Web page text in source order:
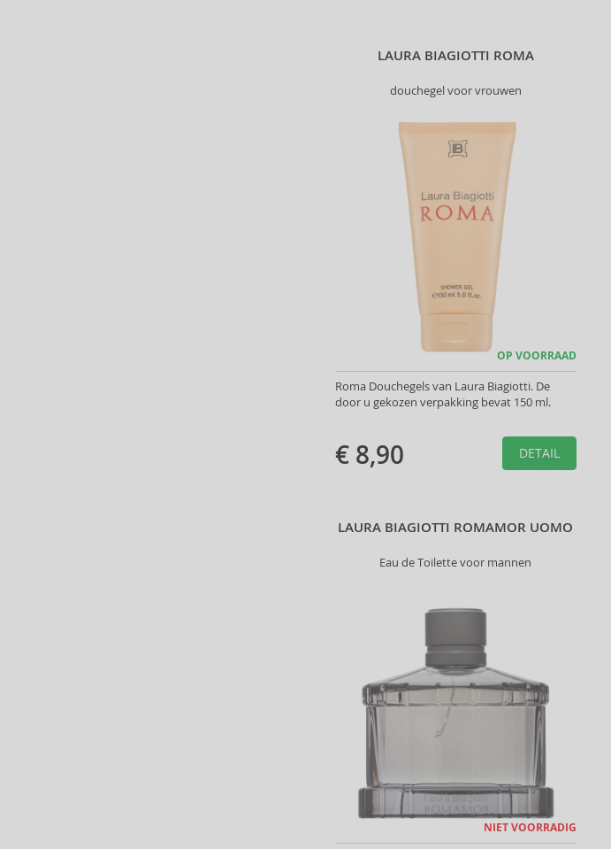
LAURA BIAGIOTTI ROMA
douchegel voor vrouwen
OP VOORRAAD
Roma Douchegels van Laura Biagiotti. De
door u gekozen verpakking bevat 150 ml.
€ 8,90 DETAIL
LAURA BIAGIOTTI ROMAMOR UOMO
Eau de Toilette voor mannen
NIET VOORRADIG